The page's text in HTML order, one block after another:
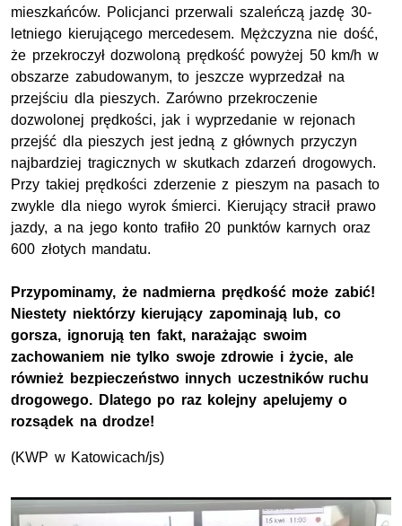
mieszkańców. Policjanci przerwali szaleńczą jazdę 30-
letniego kierującego mercedesem. Mężczyzna nie dość,
że przekroczył dozwoloną prędkość powyżej 50 km/h w
obszarze zabudowanym, to jeszcze wyprzedzał na
przejściu dla pieszych. Zarówno przekroczenie
dozwolonej prędkości, jak i wyprzedanie w rejonach
przejść dla pieszych jest jedną z głównych przyczyn
najbardziej tragicznych w skutkach zdarzeń drogowych.
Przy takiej prędkości zderzenie z pieszym na pasach to
zwykle dla niego wyrok śmierci. Kierujący stracił prawo
jazdy, a na jego konto trafiło 20 punktów karnych oraz
600 złotych mandatu.
Przypominamy, że nadmierna prędkość może zabić!
Niestety niektórzy kierujący zapominają lub, co
gorsza, ignorują ten fakt, narażając swoim
zachowaniem nie tylko swoje zdrowie i życie, ale
również bezpieczeństwo innych uczestników ruchu
drogowego. Dlatego po raz kolejny apelujemy o
rozsądek na drodze!
(KWP w Katowicach/js)